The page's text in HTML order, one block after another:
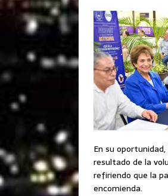
En su
resultado de la
refiriendo que la
encomienda.